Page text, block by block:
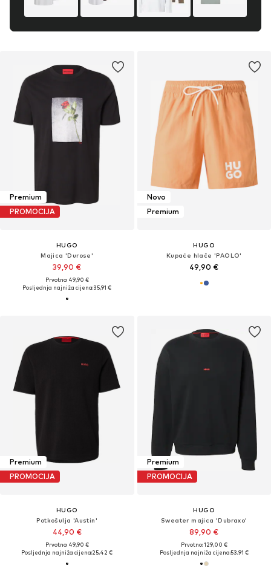
Premium
PROMOCIJA
HUGO
Majica 'Durose'
39,90 €
Prvotno: 49,90 €
Posljednja najniža cijena:35,91 €
Novo
Premium
HUGO
Kupaće hlače 'PAOLO'
49,90 €
Premium
PROMOCIJA
HUGO
Potkošulja 'Austin'
44,90 €
Prvotno: 49,90 €
Posljednja najniža cijena:25,42 €
Premium
PROMOCIJA
HUGO
Sweater majica 'Dubraxo'
89,90 €
Prvotno: 129,00 €
Posljednja najniža cijena:53,91 €